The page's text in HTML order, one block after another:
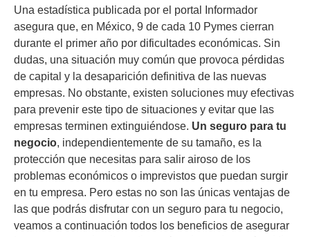
Una estadística publicada por el portal Informador
asegura que, en México, 9 de cada 10 Pymes cierran
durante el primer año por dificultades económicas. Sin
dudas, una situación muy común que provoca pérdidas
de capital y la desaparición definitiva de las nuevas
empresas. No obstante, existen soluciones muy efectivas
para prevenir este tipo de situaciones y evitar que las
empresas terminen extinguiéndose. Un seguro para tu
negocio, independientemente de su tamaño, es la
protección que necesitas para salir airoso de los
problemas económicos o imprevistos que puedan surgir
en tu empresa. Pero estas no son las únicas ventajas de
las que podrás disfrutar con un seguro para tu negocio,
veamos a continuación todos los beneficios de asegurar